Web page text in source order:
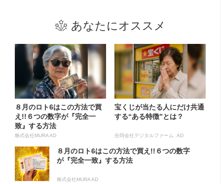
あなたにオススメ
８月のロト6はこの方法で買
え!!６つの数字が『完全一
致』する方法
株式会社MURA AD
宝くじが当たる人にだけ共通
する“ある特徴”とは？
合同会社デジタルファーム AD
８月のロト6はこの方法で買え!!６つの数字
が『完全一致』する方法
株式会社MURA AD